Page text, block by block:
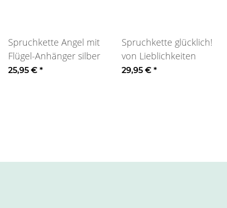
Spruchkette Angel mit
Flügel-Anhänger silber
25,95 € *
Spruchkette glücklich!
von Lieblichkeiten
29,95 € *